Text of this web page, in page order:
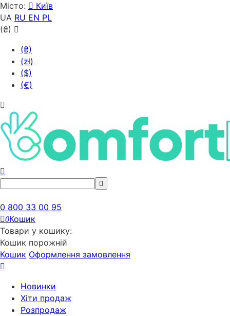
Місто:
Київ
UA RU EN PL
(₴)
(₴)
(zł)
($)
(€)
0 800 33 00 95
0Кошик
Товари у кошику:
Кошик порожній
Кошик Оформлення замовлення
Новинки
Хіти продаж
Розпродаж